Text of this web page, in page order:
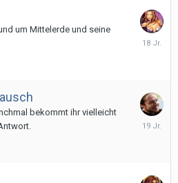
um Mittelerde und seine
11.
bekommt ihr vielleicht
8.